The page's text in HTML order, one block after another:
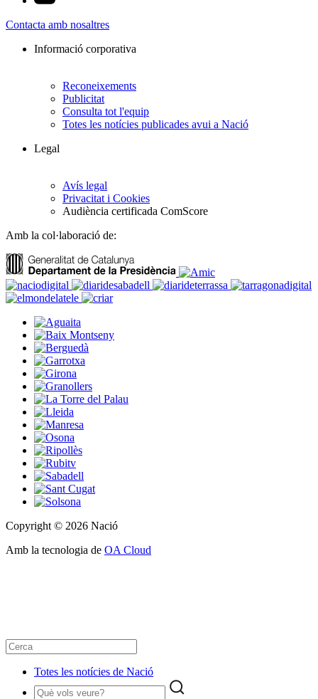
Contacta amb nosaltres
Informació corporativa
Reconeixements
Publicitat
Consulta tot l'equip
Totes les notícies publicades avui a Nació
Legal
Avís legal
Privacitat i Cookies
Audiència certificada ComScore
Amb la col·laboració de:
Copyright © 2026 Nació
Amb la tecnologia de OA Cloud
Totes les notícies de Nació